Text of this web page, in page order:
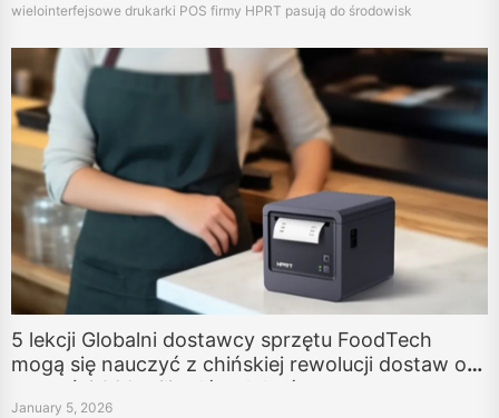
wielointerfejsowe drukarki POS firmy HPRT pasują do środowisk
5 lekcji Globalni dostawcy sprzętu FoodTech
mogą się nauczyć z chińskiej rewolucji dostaw o
wartości 230 miliardów dolarów
January 5, 2026